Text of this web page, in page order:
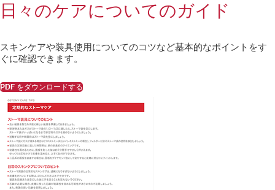
日々のケアについてのガイド
スキンケアや装具使用についてのコツなど基本的なポイントをす
ぐに確認できます。
PDF をダウンロードする